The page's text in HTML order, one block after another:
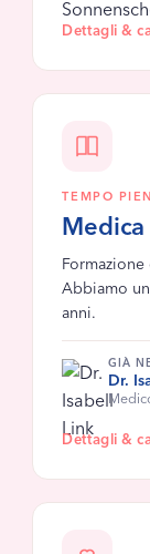
Dettagli &
TEMPO
Abbiamo
anni.
GIÀ
Dr.
Dettagli &